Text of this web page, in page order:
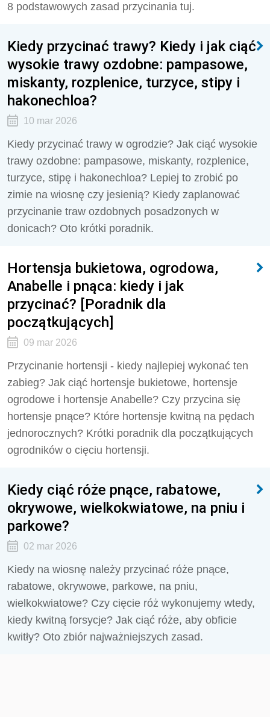
8 podstawowych zasad przycinania tuj.
Kiedy przycinać trawy? Kiedy i jak ciąć
wysokie trawy ozdobne: pampasowe,
miskanty, rozplenice, turzyce, stipy i
hakonechloa?
10 mar 2026
Kiedy przycinać trawy w ogrodzie? Jak ciąć wysokie
trawy ozdobne: pampasowe, miskanty, rozplenice,
turzyce, stipę i hakonechloa? Lepiej to zrobić po
zimie na wiosnę czy jesienią? Kiedy zaplanować
przycinanie traw ozdobnych posadzonych w
donicach? Oto krótki poradnik.
Hortensja bukietowa, ogrodowa,
Anabelle i pnąca: kiedy i jak
przycinać? [Poradnik dla
początkujących]
09 mar 2026
Przycinanie hortensji - kiedy najlepiej wykonać ten
zabieg? Jak ciąć hortensje bukietowe, hortensje
ogrodowe i hortensje Anabelle? Czy przycina się
hortensje pnące? Które hortensje kwitną na pędach
jednorocznych? Krótki poradnik dla początkujących
ogrodników o cięciu hortensji.
Kiedy ciąć róże pnące, rabatowe,
okrywowe, wielkokwiatowe, na pniu i
parkowe?
02 mar 2026
Kiedy na wiosnę należy przycinać róże pnące,
rabatowe, okrywowe, parkowe, na pniu,
wielkokwiatowe? Czy cięcie róż wykonujemy wtedy,
kiedy kwitną forsycje? Jak ciąć róże, aby obficie
kwitły? Oto zbiór najważniejszych zasad.